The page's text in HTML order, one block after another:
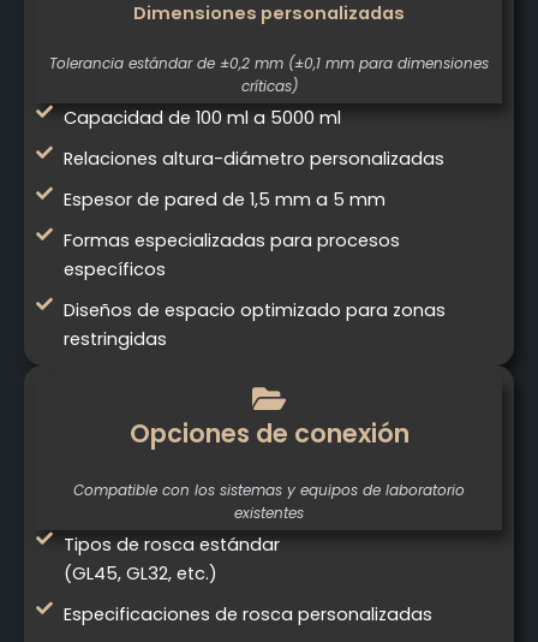
Dimensiones personalizadas
Tolerancia estándar de ±0,2 mm (±0,1 mm para dimensiones
críticas)
Capacidad de 100 ml a 5000 ml
Relaciones altura-diámetro personalizadas
Espesor de pared de 1,5 mm a 5 mm
Formas especializadas para procesos
específicos
Diseños de espacio optimizado para zonas
restringidas
Opciones de conexión
Compatible con los sistemas y equipos de laboratorio
existentes
Tipos de rosca estándar
(GL45, GL32, etc.)
Especificaciones de rosca personalizadas